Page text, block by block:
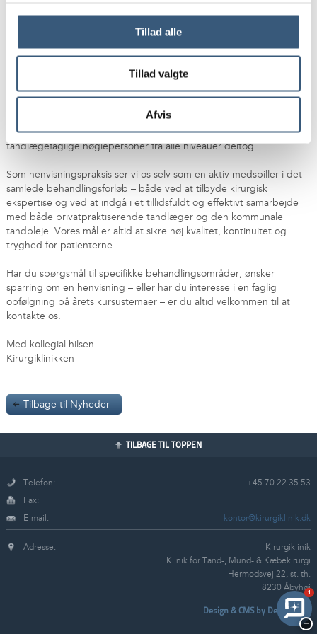
Tillad alle
Tillad valgte
Afvis
Et centralt tema i år var desuden den offentlige tandplejes rolle og
behovet for øget dialog og koordination mellem kommunal
tandpleje, henvisningspraksis og specialtandlæger. I takt med, at
flere patienter henvises til avanceret behandling – særligt børn og
unge med kirurgiske behov samt ældre patienter med komplekse
protetiske løsninger – vokser behovet for fælles
forståelse for arbejdsgange og rammevilkår i sektorerne. Årskurset
bidrog her med konstruktive oplæg og paneldiskussioner, hvor
tandlægefaglige nøglepersoner fra alle niveauer deltog.
Som henvisningspraksis ser vi os selv som en aktiv medspiller i det
samlede behandlingsforløb – både ved at tilbyde kirurgisk
ekspertise og ved at indgå i et tillidsfuldt og effektivt samarbejde
med både privatpraktiserende tandlæger og den kommunale
tandpleje. Vores mål er altid at sikre høj kvalitet, kontinuitet og
tryghed for patienterne.
Har du spørgsmål til specifikke behandlingsområder, ønsker
sparring om en henvisning – eller har du interesse i en faglig
opfølgning på årets kursustemaer – er du altid velkommen til at
kontakte os.
Med kollegial hilsen
Kirurgiklinikken
Tilbage til Nyheder
TILBAGE TIL TOPPEN
+45 70 22 35 53
Telefon:
Fax:
kontor@kirurgiklinik.dk
E-mail:
Kirurgiklinik
Klinik for Tand-, Mund- & Kæbekirurgi
Hermodsvej 22, st. th.
8230 Åbyhøj
Adresse:
Design & CMS by Designboks
1
−